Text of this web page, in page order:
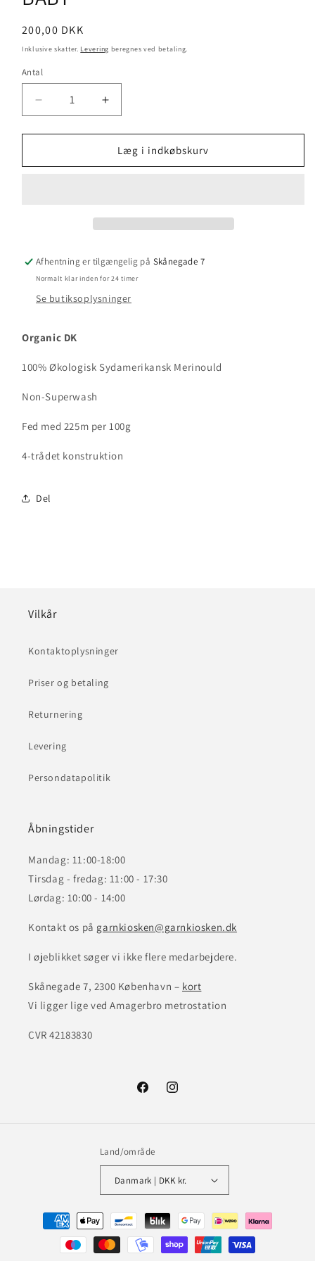
Normalpris
200,00 DKK
Inklusive skatter. Levering beregnes ved betaling.
Antal
Reducer
antallet
for
-
Øg
antallet
for
Thelma
-
Læg i indkøbskurv
Afhentning er tilgængelig på Skånegade 7
Normalt klar inden for 24 timer
Se butiksoplysninger
Organic DK
100% Økologisk Sydamerikansk Merinould
Non-Superwash
Fed med 225m per 100g
4-trådet konstruktion
Del
Vilkår
Kontaktoplysninger
Priser og betaling
Returnering
Levering
Persondatapolitik
Åbningstider
Mandag: 11:00-18:00
Tirsdag - fredag: 11:00 - 17:30
Lørdag: 10:00 - 14:00
Kontakt os på garnkiosken@garnkiosken.dk
I øjeblikket søger vi ikke flere medarbejdere.
Skånegade 7, 2300 København – kort
Vi ligger lige ved Amagerbro metrostation
CVR 42183830
FacebookInstagram
Land/område
Danmark | DKK kr.
Betalingsmetoder